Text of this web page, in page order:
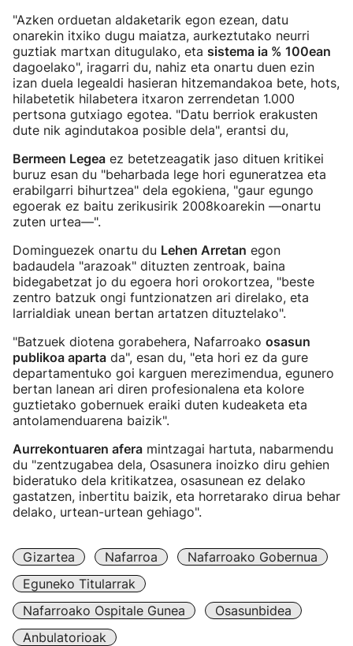
"Azken orduetan aldaketarik egon ezean, datu
onarekin itxiko dugu maiatza, aurkeztutako neurri
guztiak martxan ditugulako, eta sistema ia % 100ean
dagoelako", iragarri du, nahiz eta onartu duen ezin
izan duela legealdi hasieran hitzemandakoa bete, hots,
hilabetetik hilabetera itxaron zerrendetan 1.000
pertsona gutxiago egotea. "Datu berriok erakusten
dute nik agindutakoa posible dela", erantsi du,
Bermeen Legea ez betetzeagatik jaso dituen kritikei
buruz esan du "beharbada lege hori eguneratzea eta
erabilgarri bihurtzea" dela egokiena, "gaur egungo
egoerak ez baitu zerikusirik 2008koarekin —onartu
zuten urtea—".
Dominguezek onartu du Lehen Arretan egon
badaudela "arazoak" dituzten zentroak, baina
bidegabetzat jo du egoera hori orokortzea, "beste
zentro batzuk ongi funtzionatzen ari direlako, eta
larrialdiak unean bertan artatzen dituztelako".
"Batzuek diotena gorabehera, Nafarroako osasun
publikoa aparta da", esan du, "eta hori ez da gure
departamentuko goi karguen merezimendua, egunero
bertan lanean ari diren profesionalena eta kolore
guztietako gobernuek eraiki duten kudeaketa eta
antolamenduarena baizik".
Aurrekontuaren afera mintzagai hartuta, nabarmendu
du "zentzugabea dela, Osasunera inoizko diru gehien
bideratuko dela kritikatzea, osasunean ez delako
gastatzen, inbertitu baizik, eta horretarako dirua behar
delako, urtean-urtean gehiago".
Gizartea Nafarroa
Nafarroako Gobernua
Eguneko Titularrak
Nafarroako Ospitale Gunea
Osasunbidea
Anbulatorioak